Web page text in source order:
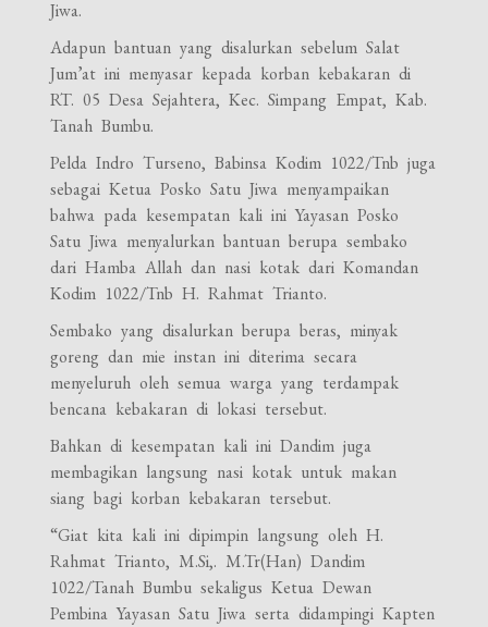
Jiwa.
Adapun bantuan yang disalurkan sebelum Salat
Jum’at ini menyasar kepada korban kebakaran di
RT. 05 Desa Sejahtera, Kec. Simpang Empat, Kab.
Tanah Bumbu.
Pelda Indro Turseno, Babinsa Kodim 1022/Tnb juga
sebagai Ketua Posko Satu Jiwa menyampaikan
bahwa pada kesempatan kali ini Yayasan Posko
Satu Jiwa menyalurkan bantuan berupa sembako
dari Hamba Allah dan nasi kotak dari Komandan
Kodim 1022/Tnb H. Rahmat Trianto.
Sembako yang disalurkan berupa beras, minyak
goreng dan mie instan ini diterima secara
menyeluruh oleh semua warga yang terdampak
bencana kebakaran di lokasi tersebut.
Bahkan di kesempatan kali ini Dandim juga
membagikan langsung nasi kotak untuk makan
siang bagi korban kebakaran tersebut.
“Giat kita kali ini dipimpin langsung oleh H.
Rahmat Trianto, M.Si,. M.Tr(Han) Dandim
1022/Tanah Bumbu sekaligus Ketua Dewan
Pembina Yayasan Satu Jiwa serta didampingi Kapten